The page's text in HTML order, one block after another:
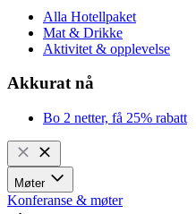
Alla Hotellpaket
Mat & Drikke
Aktivitet & opplevelse
Akkurat nå
Bo 2 netter, få 25% rabatt
Møter
Konferanse & møter